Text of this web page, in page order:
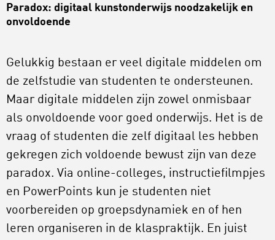
Paradox: digitaal kunstonderwijs noodzakelijk en
onvoldoende
Gelukkig bestaan er veel digitale middelen om
de zelfstudie van studenten te ondersteunen.
Maar digitale middelen zijn zowel onmisbaar
als onvoldoende voor goed onderwijs. Het is de
vraag of studenten die zelf digitaal les hebben
gekregen zich voldoende bewust zijn van deze
paradox. Via online-colleges, instructiefilmpjes
en PowerPoints kun je studenten niet
voorbereiden op groepsdynamiek en of hen
leren organiseren in de klaspraktijk. En juist